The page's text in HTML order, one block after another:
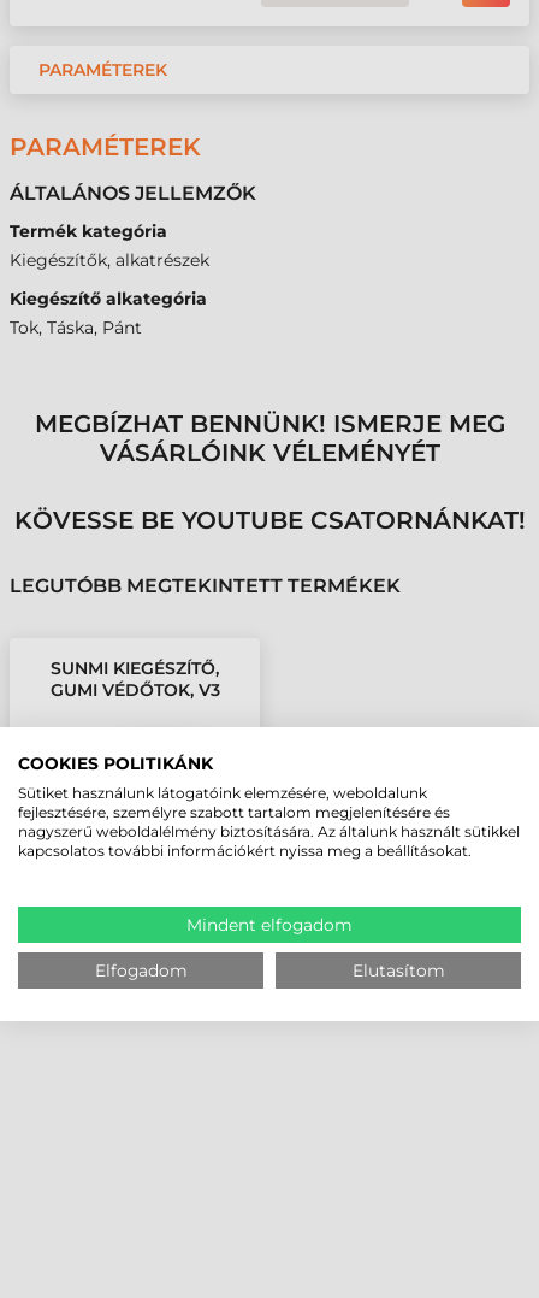
PARAMÉTEREK
PARAMÉTEREK
ÁLTALÁNOS JELLEMZŐK
Termék kategória
Kiegészítők, alkatrészek
Kiegészítő alkategória
Tok, Táska, Pánt
MEGBÍZHAT BENNÜNK! ISMERJE MEG
VÁSÁRLÓINK VÉLEMÉNYÉT
KÖVESSE BE YOUTUBE CSATORNÁNKAT!
LEGUTÓBB MEGTEKINTETT TERMÉKEK
SUNMI KIEGÉSZÍTŐ,
GUMI VÉDŐTOK, V3
COOKIES POLITIKÁNK
Sütiket használunk látogatóink elemzésére, weboldalunk
fejlesztésére, személyre szabott tartalom megjelenítésére és
nagyszerű weboldalélmény biztosítására. Az általunk használt sütikkel
kapcsolatos további információkért nyissa meg a beállításokat.
Mindent elfogadom
Elfogadom Elutasítom